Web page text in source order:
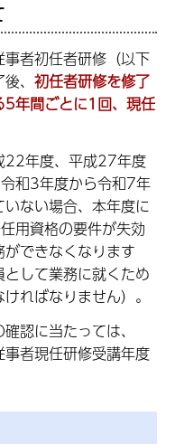
者初任者研修（以下
、 初任者研修を修了
5年間ごとに1回、現任
22年度、平成27年度
和3年度から令和7年
ない場合、本年度に
用資格の要件が失効
できなくなります
として業務に就くため
ればなりません）。
認に当たっては、
事者現任研修受講年度